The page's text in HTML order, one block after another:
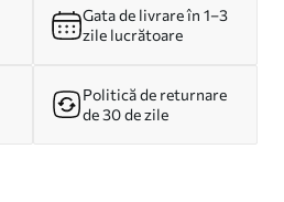
Gata de livrare în 1–3
zile lucrătoare
Politică de returnare
de 30 de zile